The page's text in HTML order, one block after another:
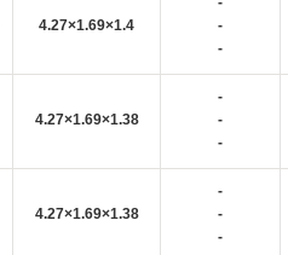
4.27×1.69×1.4
-
-
4.27×1.69×1.38
-
-
-
4.27×1.69×1.38
-
-
-